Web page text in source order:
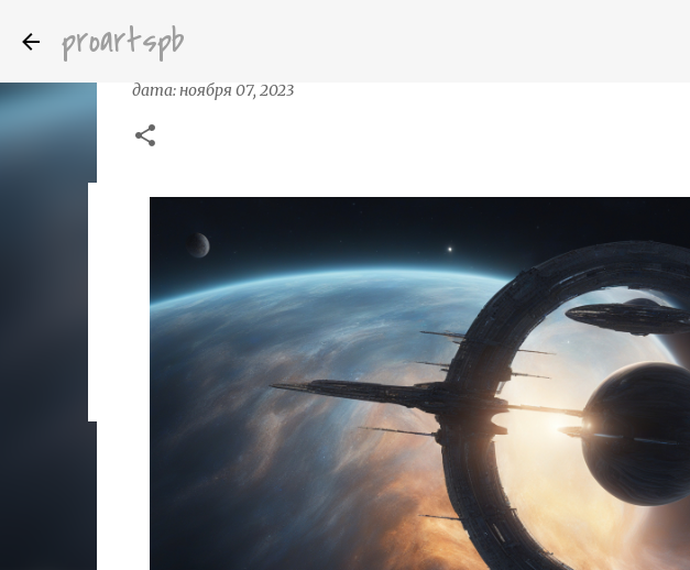
proartspb
октября 14, 2022
дата:ноября 07, 2023